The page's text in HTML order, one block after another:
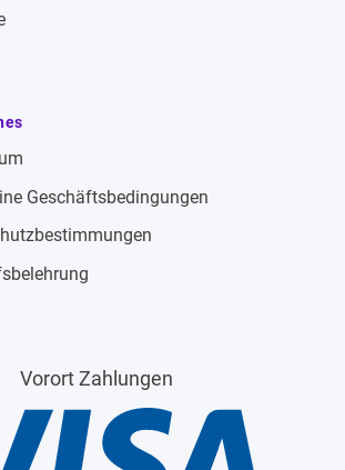
Geschäftsbedingungen
Vorort Zahlungen